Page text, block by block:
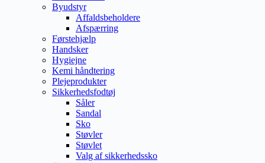
Byudstyr
Affaldsbeholdere
Afspærring
Førstehjælp
Handsker
Hygiejne
Kemi håndtering
Plejeprodukter
Sikkerhedsfodtøj
Såler
Sandal
Sko
Støvler
Støvlet
Valg af sikkerhedssko